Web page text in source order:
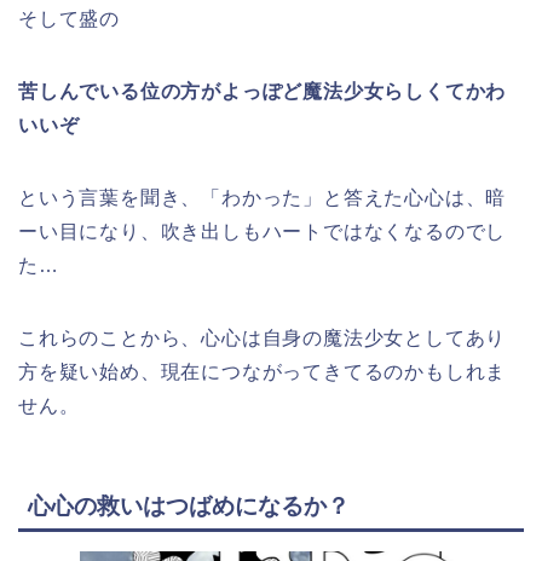
そして盛の
苦しんでいる位の方がよっぽど魔法少女らしくてかわ
いいぞ
という言葉を聞き、「わかった」と答えた心心は、暗
ーい目になり、吹き出しもハートではなくなるのでし
た…
これらのことから、心心は自身の魔法少女としてあり
方を疑い始め、現在につながってきてるのかもしれま
せん。
心心の救いはつばめになるか？